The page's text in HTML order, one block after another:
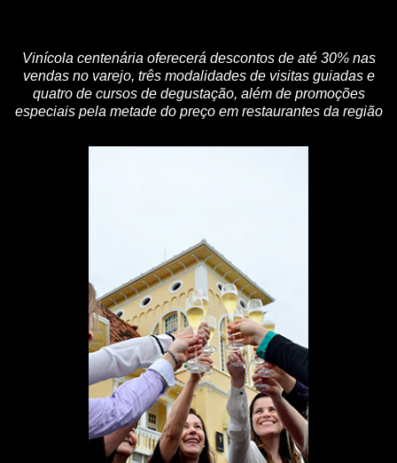
Vinícola centenária oferecerá descontos de até 30% nas
vendas no varejo, três modalidades de visitas guiadas e
quatro de cursos de degustação, além de promoções
especiais pela metade do preço em restaurantes da região